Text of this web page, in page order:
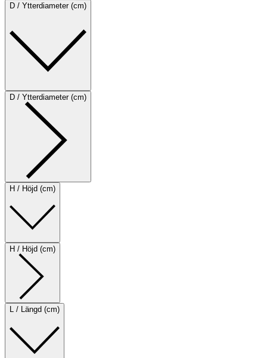
D / Ytterdiameter (cm)
D / Ytterdiameter (cm)
H / Höjd (cm)
H / Höjd (cm)
L / Längd (cm)